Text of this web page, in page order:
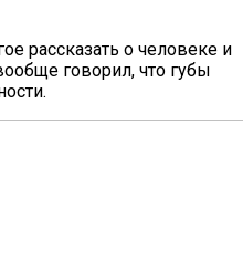
рассказать о человеке и
говорил, что губы